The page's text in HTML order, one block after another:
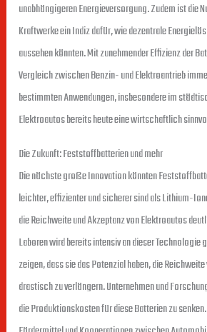
unabhängigeren Energieversorgung. Zudem ist die
Kraftwerke ein Indiz dafür, wie dezentrale
aussehen könnten. Mit zunehmender Effizienz der
Vergleich zwischen Benzin- und Elektroantrieb
bestimmten Anwendungen, insbesondere im
Elektroautos bereits heute eine wirtschaftlich
Die Zukunft: Feststoffbatterien und mehr
Die nächste große Innovation könnten
leichter, effizienter und sicherer sind als Lithium-
die Reichweite und Akzeptanz von Elektroautos
Laboren wird bereits intensiv an dieser Technologie
zeigen, dass sie das Potenzial haben, die
drastisch zu verlängern. Unternehmen und
die Produktionskosten für diese Batterien zu